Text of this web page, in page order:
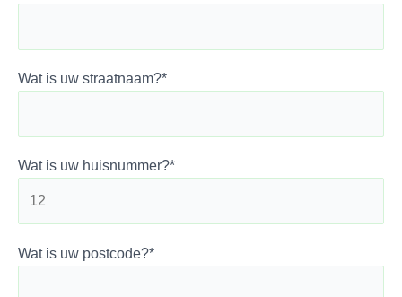
Wat is uw straatnaam?*
Wat is uw huisnummer?*
Wat is uw postcode?*